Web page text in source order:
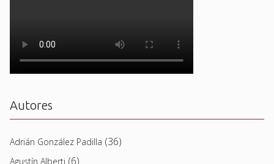
Autores
Adrián González Padilla (36)
Agustín Alberti (6)